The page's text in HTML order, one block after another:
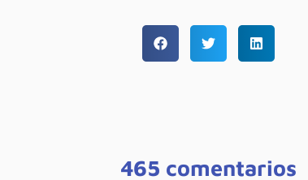
465 comentarios